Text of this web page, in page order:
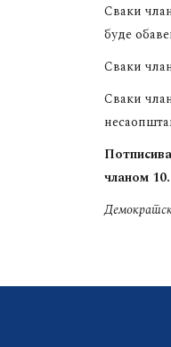
Сваки
буде
Сваки
Сваки
чланом